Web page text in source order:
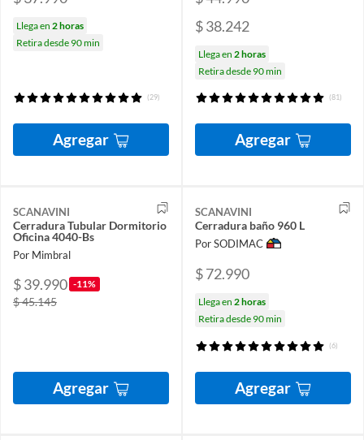
Llega en 2 horas
Retira desde 90 min
(29)
Agregar
$ 38.242
Llega en 2 horas
Retira desde 90 min
(81)
Agregar
SCANAVINI
Cerradura Tubular Dormitorio
Oficina 4040-Bs
Por Mimbral
$ 39.990 -11%
$ 45.145
Agregar
SCANAVINI
Cerradura baño 960 L
Por SODIMAC
$ 72.990
Llega en 2 horas
Retira desde 90 min
(6)
Agregar